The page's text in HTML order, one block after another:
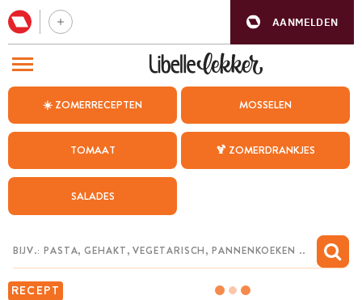
AANMELDEN
☀️ ZOMERRECEPTEN MOSSELEN
TOMAAT 🍹 ZOMERDRANKJES
SALADES
RECEPT
BEZOEK ONZE ANDERE WEBSITES
WEEKMENU
CHAT MET MAIA
MIJN BEWAARDE RECEPTEN